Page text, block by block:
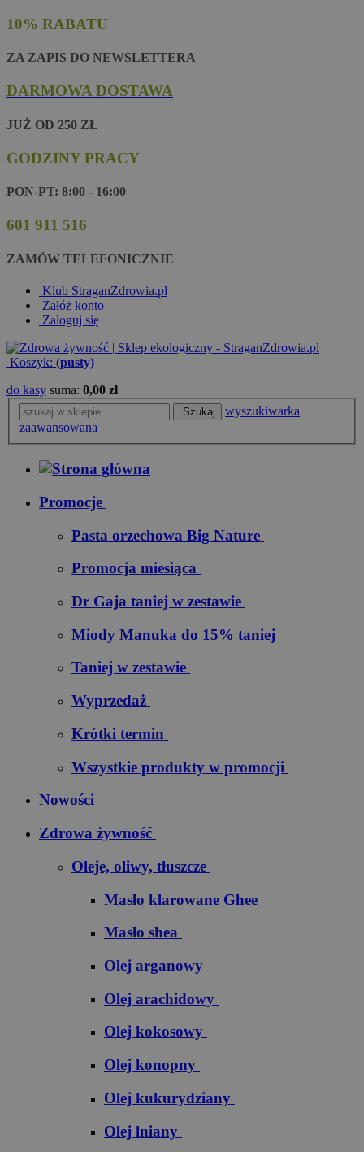
10% RABATU
ZA ZAPIS DO NEWSLETTERA
DARMOWA DOSTAWA
JUŻ OD 250 ZŁ
GODZINY PRACY
PON-PT: 8:00 - 16:00
601 911 516
ZAMÓW TELEFONICZNIE
Klub StraganZdrowia.pl
Załóż konto
Zaloguj się
Koszyk: (pusty)
do kasy suma: 0,00 zł
Szukaj
wyszukiwarka
zaawansowana
Promocje
Pasta orzechowa Big Nature
Promocja miesiąca
Dr Gaja taniej w zestawie
Miody Manuka do 15% taniej
Taniej w zestawie
Wyprzedaż
Krótki termin
Wszystkie produkty w promocji
Nowości
Zdrowa żywność
Oleje, oliwy, tłuszcze
Masło klarowane Ghee
Masło shea
Olej arganowy
Olej arachidowy
Olej kokosowy
Olej konopny
Olej kukurydziany
Olej lniany